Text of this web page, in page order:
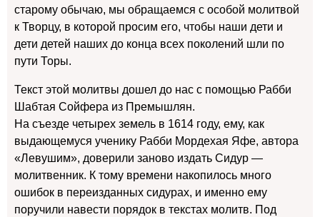
старому обычаю, мы обращаемся с особой молитвой
к Творцу, в которой просим его, чтобы наши дети и
дети детей наших до конца всех поколений шли по
пути Торы.
Текст этой молитвы дошел до нас с помощью Рабби
Шабтая Сойфера из Премышлян.
На съезде четырех земель в 1614 году, ему, как
выдающемуся ученику Рабби Мордехая Яфе, автора
«Левушим», доверили заново издать Сидур —
молитвенник. К тому времени накопилось много
ошибок в переизданных сидурах, и именно ему
поручили навести порядок в текстах молитв. Под